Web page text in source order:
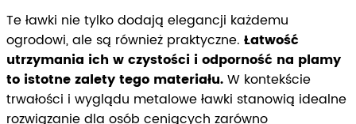
Te ławki nie tylko dodają elegancji każdemu
ogrodowi, ale są również praktyczne. Łatwość
utrzymania ich w czystości i odporność na plamy
to istotne zalety tego materiału.W kontekście
trwałości i wyglądu metalowe ławki stanowią idealne
rozwiązanie dla osób ceniących zarówno